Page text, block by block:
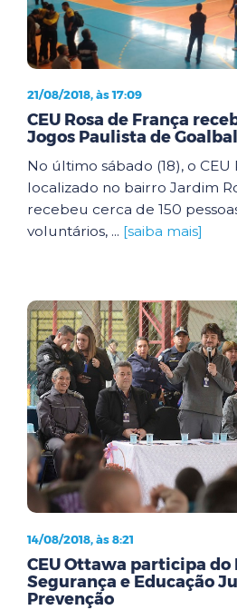
21/08/2018, às 17:09
CEU Rosa de França
Jogos Paulista de Goalball
No último sábado (18), o CEU
localizado no bairro Jardim
recebeu cerca de 150
voluntários, ... [saiba mais]
14/08/2018, às 8:21
CEU Ottawa participa do
Segurança e Educação
Prevenção